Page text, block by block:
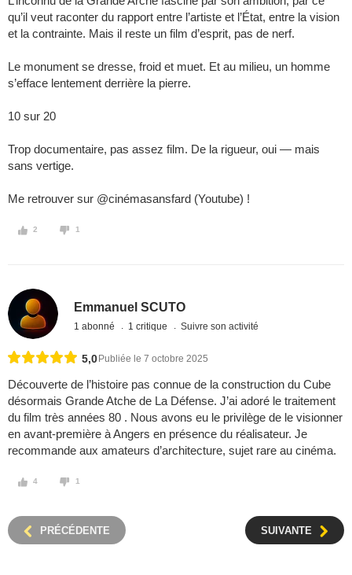
qu’il veut raconter du rapport entre l’artiste et l’État, entre la vision
et la contrainte. Mais il reste un film d’esprit, pas de nerf.
Le monument se dresse, froid et muet. Et au milieu, un homme
s’efface lentement derrière la pierre.
10 sur 20
Trop documentaire, pas assez film. De la rigueur, oui — mais
sans vertige.
Me retrouver sur @cinémasansfard (Youtube) !
2 1
Emmanuel SCUTO
1 abonné 1 critique Suivre son activité
5,0 Publiée le 7 octobre 2025
Découverte de l’histoire pas connue de la construction du Cube
désormais Grande Atche de La Défense. J’ai adoré le traitement
du film très années 80 . Nous avons eu le privilège de le visionner
en avant-première à Angers en présence du réalisateur. Je
recommande aux amateurs d’architecture, sujet rare au cinéma.
4 1
PRÉCÉDENTE SUIVANTE